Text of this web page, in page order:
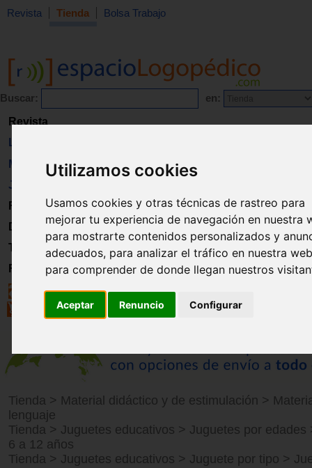
Utilizamos cookies
Usamos cookies y otras técnicas de rastreo para
mejorar tu experiencia de navegación en nuestra
para mostrarte contenidos personalizados y
adecuados, para analizar el tráfico en nuestra
para comprender de donde llegan nuestros
Aceptar Renuncio Configurar
Revista Tienda Bolsa Trabajo
Buscar: en:
Revista
Libros
Material
Juguetes
Formación
Directorio
Trabajo
Registro
Tienda > Material didáctico y de estimulación >
lenguaje
Tienda > Juguetes educativos > Juguetes por edades
6 a 12 años
Tienda > Juguetes educativos > Juguete por tipo >